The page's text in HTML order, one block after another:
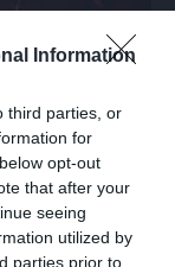
Information
third parties, or
for
opt-out
that after your
seeing
utilized by
parties prior to
Albertini
ma felice